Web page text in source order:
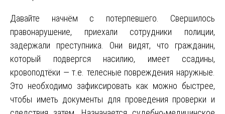
Давайте начнём с потерпевшего. Свершилось
правонарушение, приехали сотрудники полиции,
задержали преступника. Они видят, что гражданин,
который подвергся насилию, имеет ссадины,
кровоподтёки — т.е. телесные повреждения наружные.
Это необходимо зафиксировать как можно быстрее,
чтобы иметь документы для проведения проверки и